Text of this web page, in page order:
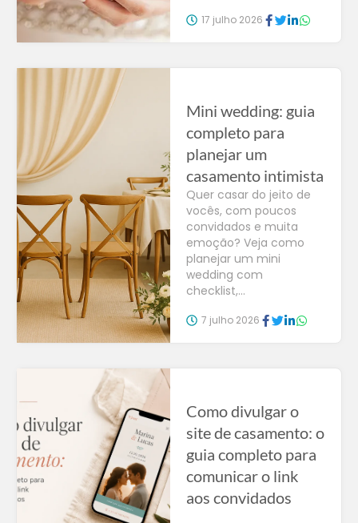
17 julho 2026
Mini wedding: guia
completo para
planejar um
casamento intimista
Quer casar do jeito de
vocês, com poucos
convidados e muita
emoção? Veja como
planejar um mini
wedding com
checklist,...
7 julho 2026
Como divulgar o
site de casamento: o
guia completo para
comunicar o link
aos convidados